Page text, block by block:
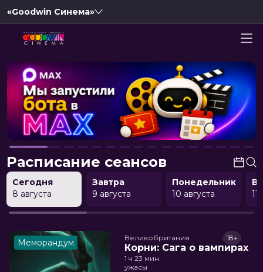
«Goodwin Синема»
Расписание сеансов
Сегодня
8 августа
Завтра
9 августа
Понедельник
10 августа
11
Меморандум Великобритания
Корни: Сага о вампирах
18+
1 ч 23 мин
ужасы